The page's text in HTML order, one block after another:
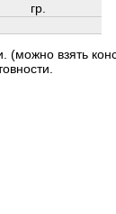
гр.
(можно взять